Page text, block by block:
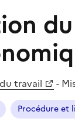
travail -
Procédure et